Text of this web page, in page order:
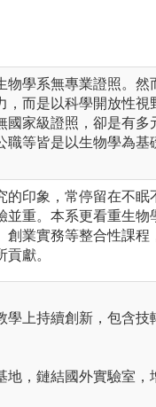
物學系無專業證照。然
，而是以科學開放性
國家級證照，卻是有
職等皆是以生物學為基
的印象，常停留在不
並重。本系更看重生物
創業實務等整合性課
獻。
學上持續創新，包含
地，鏈結國外實驗室，